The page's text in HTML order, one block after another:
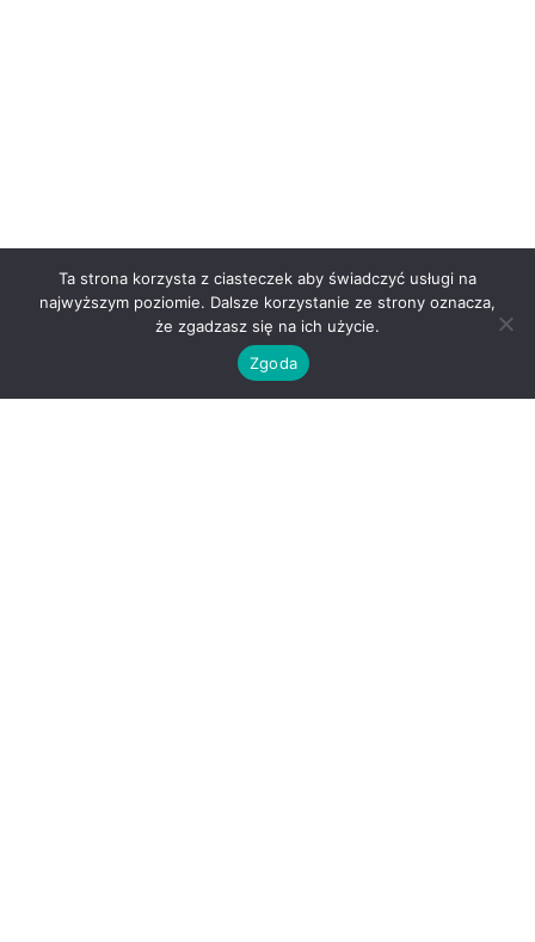
Ta strona korzysta z ciasteczek aby świadczyć usługi na
najwyższym poziomie. Dalsze korzystanie ze strony oznacza,
że zgadzasz się na ich użycie.
Zgoda